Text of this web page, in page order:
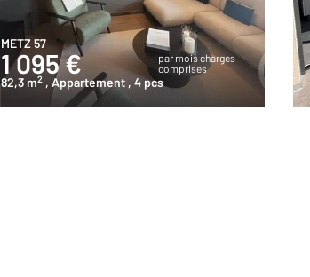
METZ 57
1 095 €
par mois charges
comprises
82,3 m2 , Appartement , 4 pcs